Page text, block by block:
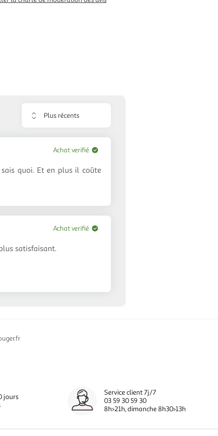
Trier
avis
quoi. Et en plus il coûte
Achat verifié
satisfaisant.
Achat verifié
jours
Service client 7j/7
03 59 30 59 30
8h>21h, dimanche 8h30>13h